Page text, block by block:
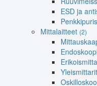
ESD ja
Mittalaitteet (2)
Yleismittarit